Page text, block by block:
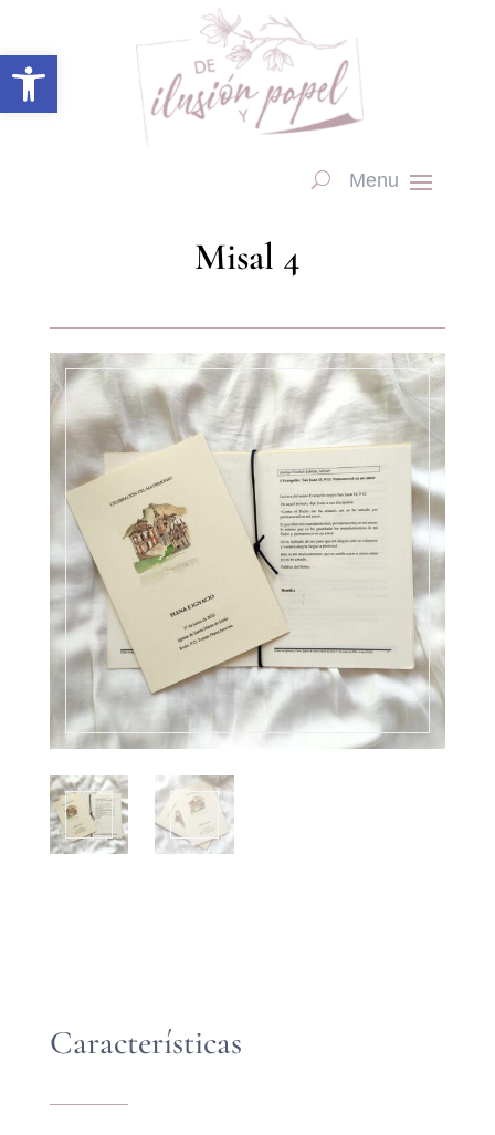
Abrir barra de herramientas
Misal 4
Características